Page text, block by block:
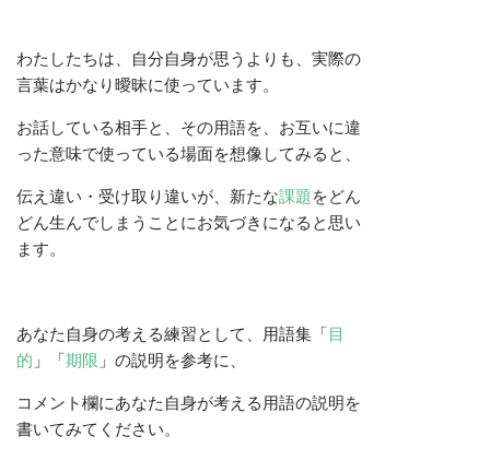
わたしたちは、自分自身が思うよりも、実際の
言葉はかなり曖昧に使っています。
お話している相手と、その用語を、お互いに違
った意味で使っている場面を想像してみると、
伝え違い・受け取り違いが、新たな課題をどん
どん生んでしまうことにお気づきになると思い
ます。
あなた自身の考える練習として、用語集「目
的 」「期限 」の説明を参考に、
コメント欄にあなた自身が考える用語の説明を
書いてみてください。